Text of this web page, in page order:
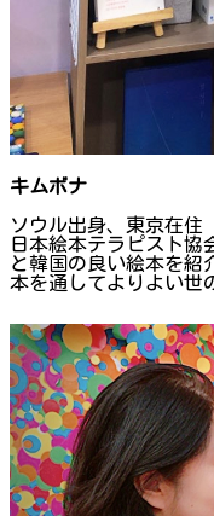
キムボナ
ソウル出身、東京在住
日本絵本テラピスト協
と韓国の良い絵本を紹
本を通してよりよい世